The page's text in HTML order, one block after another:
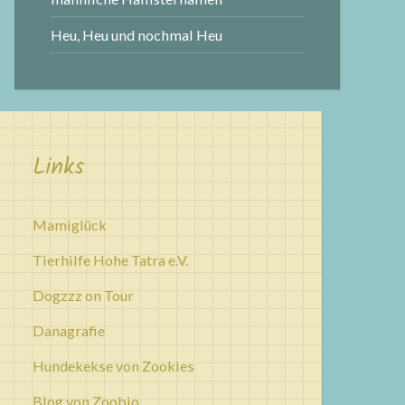
Heu, Heu und nochmal Heu
Links
Mamiglück
Tierhilfe Hohe Tatra e.V.
Dogzzz on Tour
Danagrafie
Hundekekse von Zookies
Blog von Zoobio